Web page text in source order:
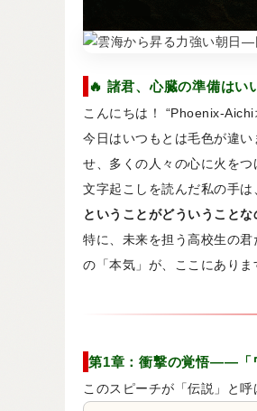
🔥 諸君、心臓の準備はい
こんにちは！ “Phoenix-Aichi
今日はいつもとは毛色が違
せ、多くの人々の心に火をつ
文字起こしを読んだ私の手は
ということがどういうこと
特に、未来を担う高校生の
の「本気」が、ここにあり
第1章：衝撃の覚悟——「
このスピーチが「伝説」と